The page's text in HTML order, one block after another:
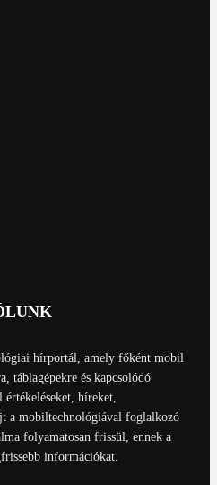
hírportál, amely főként mobil
táblagépekre és kapcsolódó
értékeléseket, híreket,
a mobiltechnológiával foglalkozó
folyamatosan frissül, ennek a
információkat.